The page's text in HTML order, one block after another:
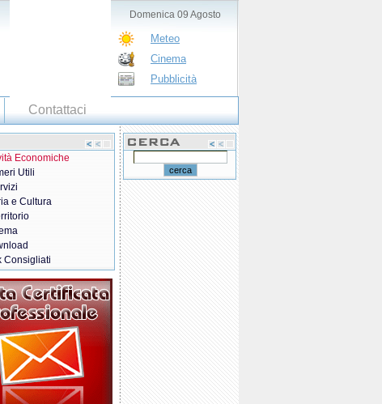
Domenica 09 Agosto
Meteo
Cinema
Pubblicità
Contattaci
Economiche
Utili
e Cultura
Consigliati